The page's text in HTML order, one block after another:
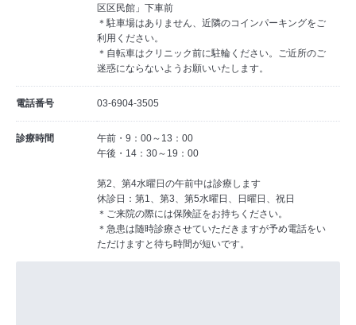
区区民館」下車前
＊駐車場はありません、近隣のコインパーキングをご
利用ください。
＊自転車はクリニック前に駐輪ください。ご近所のご
迷惑にならないようお願いいたします。
電話番号 03-6904-3505
診療時間
午前・9：00～13：00
午後・14：30～19：00
第2、第4水曜日の午前中は診療します
休診日：第1、第3、第5水曜日、日曜日、祝日
＊ご来院の際には保険証をお持ちください。
＊急患は随時診療させていただきますが予め電話をい
ただけますと待ち時間が短いです。